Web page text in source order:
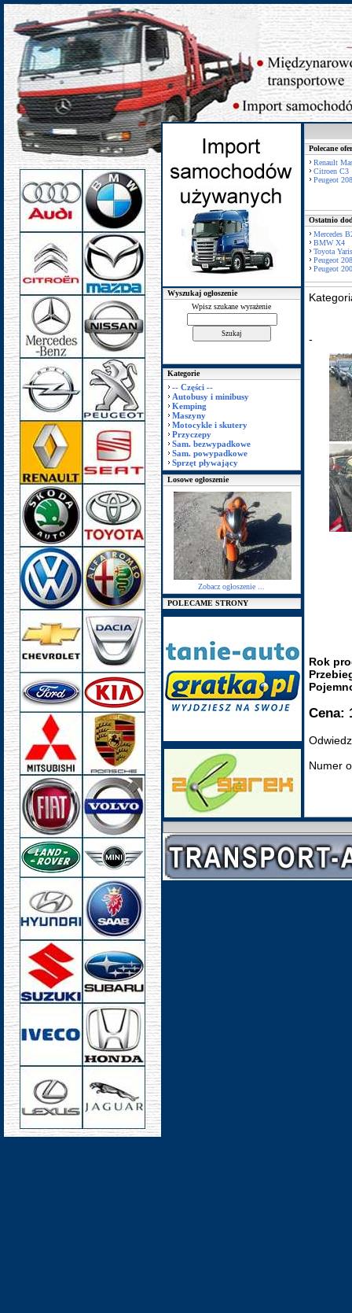
Wyszukaj ogłoszenie
Wpisz szukane wyrażenie
Kategorie
-- Części --
Autobusy i minibusy
Kemping
Maszyny
Motocykle i skutery
Przyczepy
Sam. bezwypadkowe
Sam. powypadkowe
Sprzęt pływający
Losowe ogłoszenie
Zobacz ogłoszenie ...
POLECAME STRONY
Polecane
Renault
Citroen C3
Peugeot 208
Ostatnio
Mercedes
BMW X4
Toyota Yaris
Peugeot 208
Peugeot
-
Rok
Cena:
Numer